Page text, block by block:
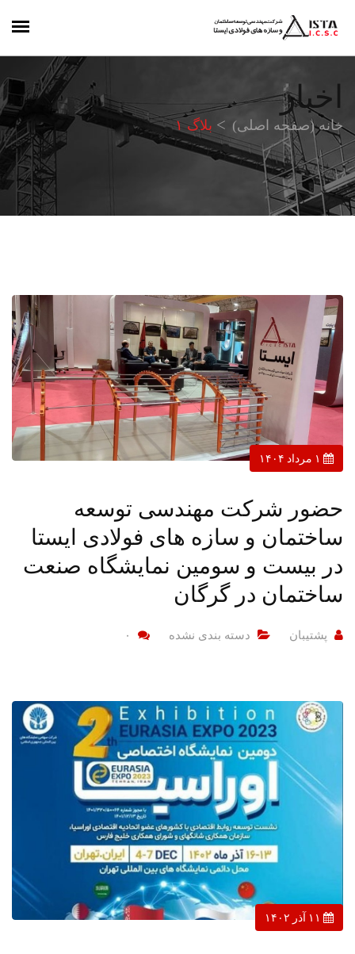
اخبار
خانه (صفحه اصلی) بلاگ ۱
حضور شرکت مهندسی توسعه
ساختمان و سازه های فولادی ایستا
در بیست و سومین نمایشگاه صنعت
ساختمان در گرگان
پشتیبان دسته بندی نشده ۰